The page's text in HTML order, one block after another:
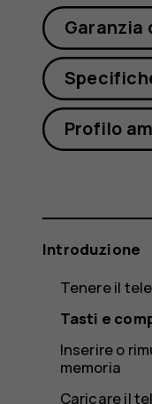
Garanzia
Profilo
Introduzione
Tenere il
Tasti e
Inserire o
memoria
Caricare il